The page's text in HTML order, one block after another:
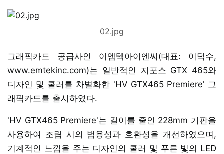
02.jpg
그래픽카드 공급사인 이엠텍아이엔씨(대표: 이덕수,
www.emtekinc.com)는 일반적인 지포스 GTX 465와
디자인 및 쿨러를 차별화한 'HV GTX465 Premiere' 그
래픽카드를 출시하였다.
'HV GTX465 Premiere'는 길이를 줄인 228mm 기판을
사용하여 조립 시의 범용성과 호환성을 개선하였으며,
기계적인 느낌을 주는 디자인의 쿨러 및 푸른 빛의 LED